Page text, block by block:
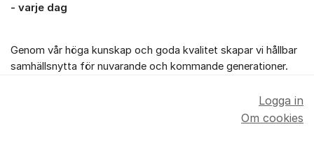
- varje dag
Genom vår höga kunskap och goda kvalitet skapar vi hållbar
samhällsnytta för nuvarande och kommande generationer.
Logga in
Om cookies